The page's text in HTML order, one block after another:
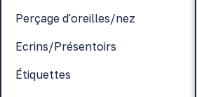
Perçage d'oreilles/nez
Ecrins/Présentoirs
Étiquettes